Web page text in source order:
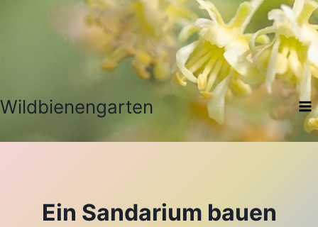
Wildbienengarten
Ein Sandarium bauen